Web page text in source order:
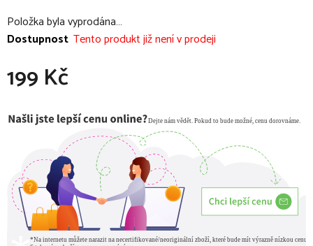
Položka byla vyprodána…
Dostupnost Tento produkt již není v prodeji
199 Kč